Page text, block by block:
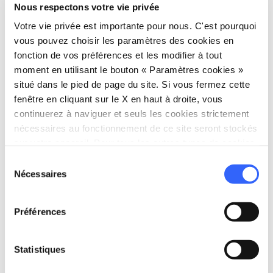
Nous respectons votre vie privée
Votre vie privée est importante pour nous. C'est pourquoi
vous pouvez choisir les paramètres des cookies en
fonction de vos préférences et les modifier à tout
moment en utilisant le bouton « Paramètres cookies »
situé dans le pied de page du site. Si vous fermez cette
fenêtre en cliquant sur le X en haut à droite, vous
continuerez à naviguer et seuls les cookies strictement
nécessaires au fonctionnement de ce site seront stockés
Nécessaires
Préférences
Statistiques
Informations
home Où
Castello di Montemagno
55041 Montemagno LU, Italia
Planifier
holiday_village chevron_right
celebration Expériences chevron_right
local_library chevron_right